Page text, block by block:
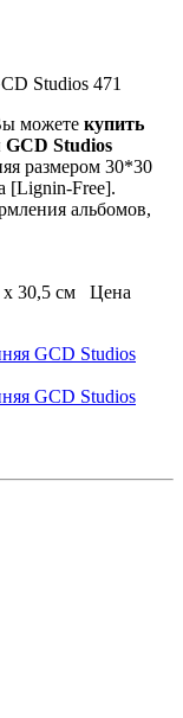
Studios 471
можете купить
GCD Studios
размером 30*30
[Lignin-Free].
альбомов,
х 30,5 см Цена
GCD Studios
GCD Studios